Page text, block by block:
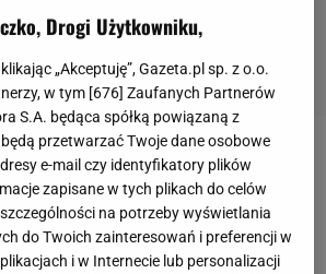
22 kwietnia 2023 roku Łukasz
KO) już w pierwszej rundzie
Babicia (11-1, 10 KO) i sięgnął
w wadze bridger (pomostowej
Drogi Użytkowniku,
„Akceptuję”, Gazeta.pl sp. z o.o.
w tym [676] Zaufanych Partnerów
S.A. będąca spółką powiązaną z
przetwarzać Twoje dane osobowe
e-mail czy identyfikatory plików
zapisane w tych plikach do celów
na potrzeby wyświetlania
do Twoich zainteresowań i preferencji w
i w Internecie lub personalizacji